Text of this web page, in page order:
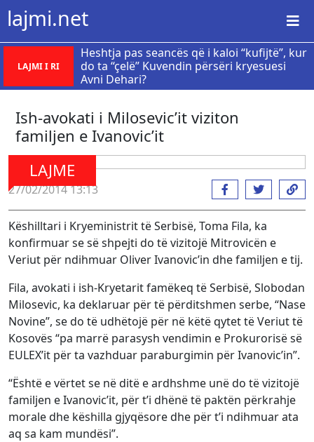
lajmi.net
LAJMI I RI
Heshtja pas seancës që i kaloi “kufijtë”, kur
do ta “çelë” Kuvendin përsëri kryesuesi
Avni Dehari?
Ish-avokati i Milosevic’it viziton
familjen e Ivanovic’it
LAJME
27/02/2014 13:13
Këshilltari i Kryeministrit të Serbisë, Toma Fila, ka
konfirmuar se së shpejti do të vizitojë Mitrovicën e
Veriut për ndihmuar Oliver Ivanovic’in dhe familjen e tij.
Fila, avokati i ish-Kryetarit famëkeq të Serbisë, Slobodan
Milosevic, ka deklaruar për të përditshmen serbe, “Nase
Novine”, se do të udhëtojë për në këtë qytet të Veriut të
Kosovës “pa marrë parasysh vendimin e Prokurorisë së
EULEX’it për ta vazhduar paraburgimin për Ivanovic’in”.
“Është e vërtet se në ditë e ardhshme unë do të vizitojë
familjen e Ivanovic’it, për t’i dhënë të paktën përkrahje
morale dhe këshilla gjyqësore dhe për t’i ndihmuar ata
aq sa kam mundësi”.